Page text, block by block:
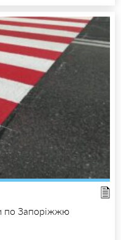
по Запоріжжю